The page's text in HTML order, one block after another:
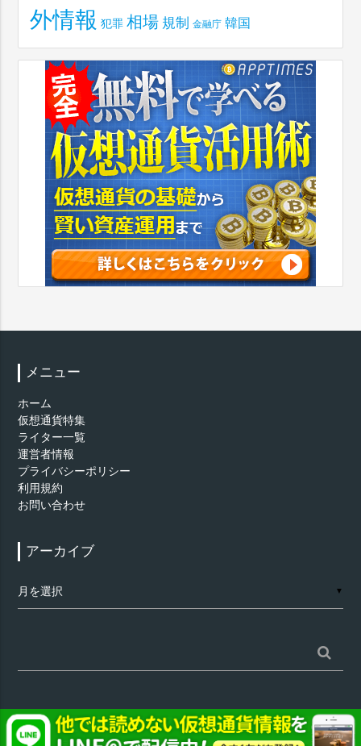
外情報 犯罪 相場 規制 金融庁 韓国
メニュー
ホーム
仮想通貨特集
ライター一覧
運営者情報
プライバシーポリシー
利用規約
お問い合わせ
アーカイブ
ー
▼
索:
©仮想通貨 - AppTimes